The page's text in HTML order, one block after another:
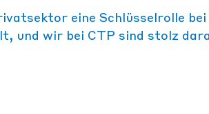
eine Schlüsselrolle
und wir bei CTP sind stolz